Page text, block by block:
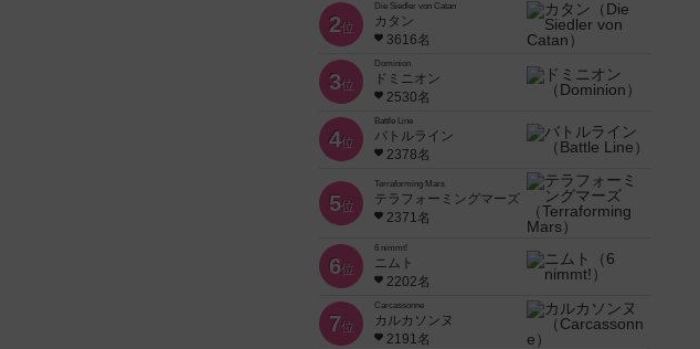
2位
Die Siedler von Catan
カタン
3616名
3位
Dominion
ドミニオン
2530名
4位
Battle Line
バトルライン
2378名
5位
Terraforming Mars
テラフォーミングマーズ
2371名
6位
6 nimmt!
ニムト
2202名
7位
Carcassonne
カルカソンヌ
2191名